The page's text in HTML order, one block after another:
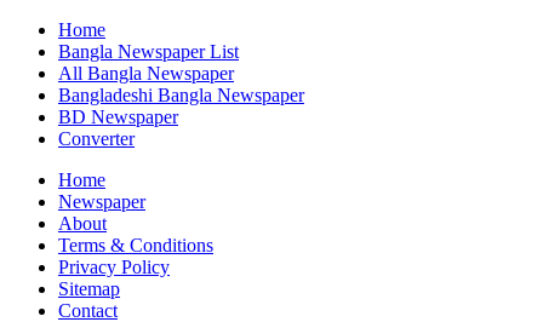
Skip
content
Home
Bangla Newspaper List
All Bangla Newspaper
Bangladeshi Bangla Newspaper
BD Newspaper
Converter
Home
Newspaper
About
Terms & Conditions
Privacy Policy
Sitemap
Contact